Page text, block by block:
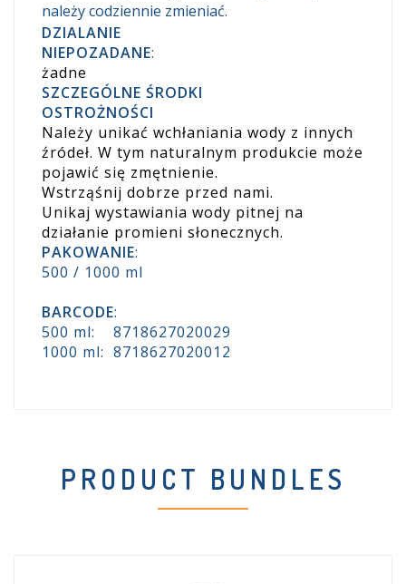
należy codziennie zmieniać.
DZIALANIE
NIEPOZADANE:
żadne
SZCZEGÓLNE ŚRODKI
OSTROŻNOŚCI
Należy unikać wchłaniania wody z innych
źródeł. W tym naturalnym produkcie może
pojawić się zmętnienie.
Wstrząśnij dobrze przed nami.
Unikaj wystawiania wody pitnej na
działanie promieni słonecznych.
PAKOWANIE:
500 / 1000 ml
BARCODE:
500 ml: 8718627020029
1000 ml: 8718627020012
PRODUCT BUNDLES